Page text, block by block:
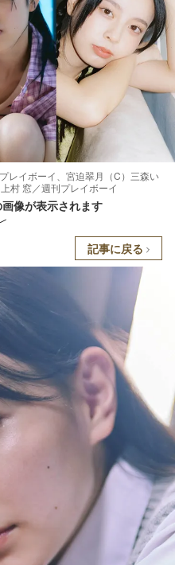
レイボーイ、宮迫翠月（C）三森い
村 窓／週刊プレイボーイ
像が表示されます
記事に戻る